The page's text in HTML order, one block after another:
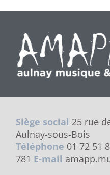
Siège social 25 rue
Aulnay-sous-Bois
Téléphone 01 72 51
781 E-mail